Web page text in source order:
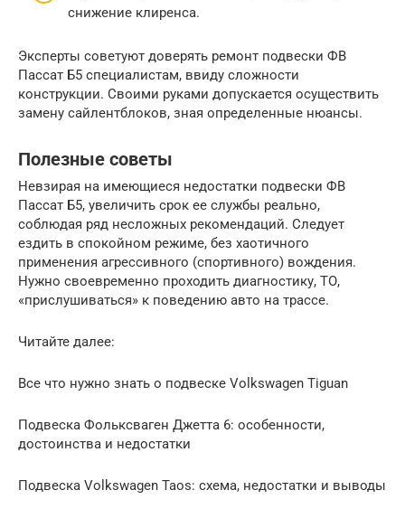
снижение клиренса.
Эксперты советуют доверять ремонт подвески ФВ
Пассат Б5 специалистам, ввиду сложности
конструкции. Своими руками допускается осуществить
замену сайлентблоков, зная определенные нюансы.
Полезные советы
Невзирая на имеющиеся недостатки подвески ФВ
Пассат Б5, увеличить срок ее службы реально,
соблюдая ряд несложных рекомендаций. Следует
ездить в спокойном режиме, без хаотичного
применения агрессивного (спортивного) вождения.
Нужно своевременно проходить диагностику, ТО,
«прислушиваться» к поведению авто на трассе.
Читайте далее:
Все что нужно знать о подвеске Volkswagen Tiguan
Подвеска Фольксваген Джетта 6: особенности,
достоинства и недостатки
Подвеска Volkswagen Taos: схема, недостатки и выводы